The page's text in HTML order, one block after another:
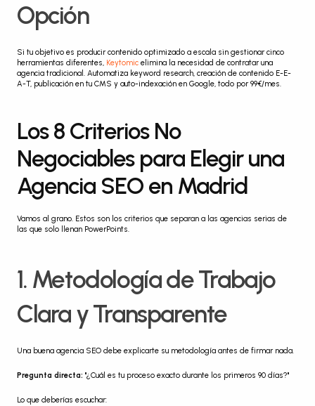
Opción
Si tu objetivo es producir contenido optimizado a escala sin gestionar cinco
herramientas diferentes, Keytomic elimina la necesidad de contratar una
agencia tradicional. Automatiza keyword research, creación de contenido E-E-
A-T, publicación en tu CMS y auto-indexación en Google, todo por 99€/mes.
Los 8 Criterios No
Negociables para Elegir una
Agencia SEO en Madrid
Vamos al grano. Estos son los criterios que separan a las agencias serias de
las que solo llenan PowerPoints.
1. Metodología de Trabajo
Clara y Transparente
Una buena agencia SEO debe explicarte su metodología antes de firmar nada.
Pregunta directa: "¿Cuál es tu proceso exacto durante los primeros 90 días?"
Lo que deberías escuchar: